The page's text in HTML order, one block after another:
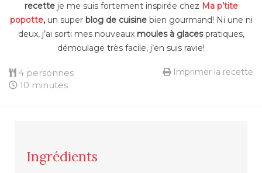
recetteje me suis fortement inspirée chez Ma p’tite
popotte, un super blog de cuisinebien gourmand! Ni une ni
deux, j’ai sorti mes nouveauxmoules à glacespratiques,
démoulage très facile, j’en suis ravie!
4 personnes
10 minutes
Imprimer la recette
Ingrédients